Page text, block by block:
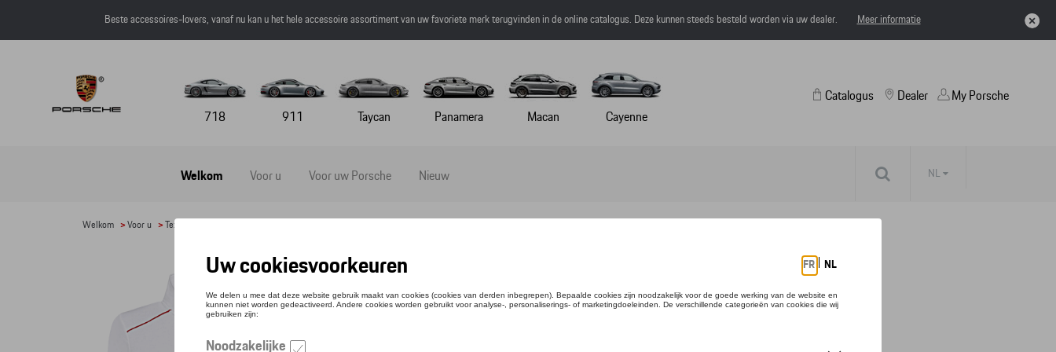
Beste accessoires-lovers, vanaf nu kan u het hele accessoire assortiment van uw favoriete merk terugvinden in de online catalogus. Deze kunnen steeds besteld worden via uw dealer. Meer informatie
718 911 Taycan Panamera Macan Cayenne
Catalogus
Welkom Voor u Voor uw Porsche Nieuw
Dealer My Porsche
NL
Welkom >Voor u >Textiel
VEST SWEAT - RS 2.7 - S
Referentie: WAP95400S0NRS2